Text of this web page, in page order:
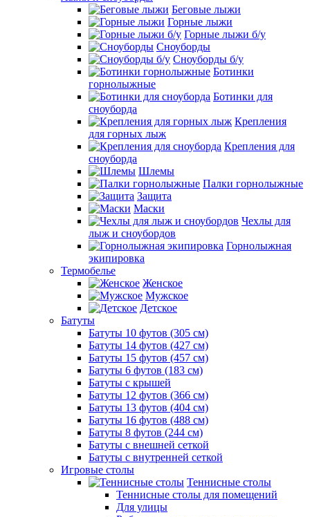
Беговые лыжи
Горные лыжи
Горные лыжи б/у
Сноуборды
Сноуборды б/у
Ботинки
горнолыжные
Ботинки для
сноуборда
Крепления
для горных лыж
Крепления для
сноуборда
Шлемы
Палки горнолыжные
Защита
Маски
Чехлы для
лыж и сноубордов
Горнолыжная
экипировка
Термобелье
Женское
Мужское
Детское
Батуты
Батуты 10 футов (305 см)
Батуты 14 футов (427 см)
Батуты 15 футов (457 см)
Батуты 6 футов (183 см)
Батуты с крышей
Батуты 12 футов (366 см)
Батуты 13 футов (404 см)
Батуты 16 футов (488 см)
Батуты 8 футов (244 см)
Батуты с внешней сеткой
Батуты с внутренней сеткой
Игровые столы
Теннисные столы
Теннисные столы для помещений
Для улицы